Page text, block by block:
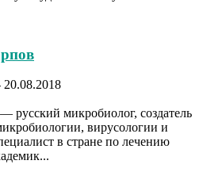
20.08.2018
русский микробиолог, создатель
вирусологии и
в стране по лечению